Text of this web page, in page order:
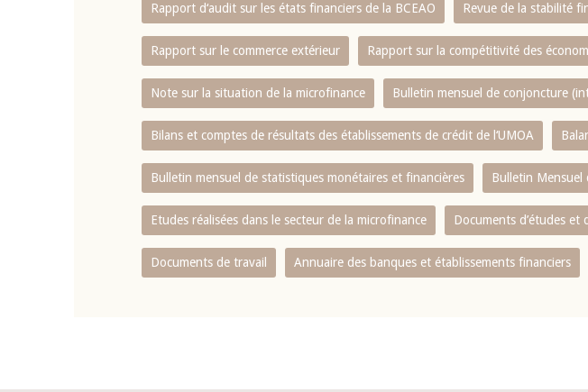
Rapport d‘audit sur les états financiers de la BCEAO Revue de la stabilité
Rapport sur le commerce extérieur Rapport sur la compétitivité des
Note sur la situation de la microfinance Bulletin mensuel de conjoncture
Bilans et comptes de résultats des établissements de crédit de l‘UMOA
Bulletin mensuel de statistiques monétaires et financières Bulletin Mensuel
Etudes réalisées dans le secteur de la microfinance Documents d’études et
Documents de travail Annuaire des banques et établissements financiers